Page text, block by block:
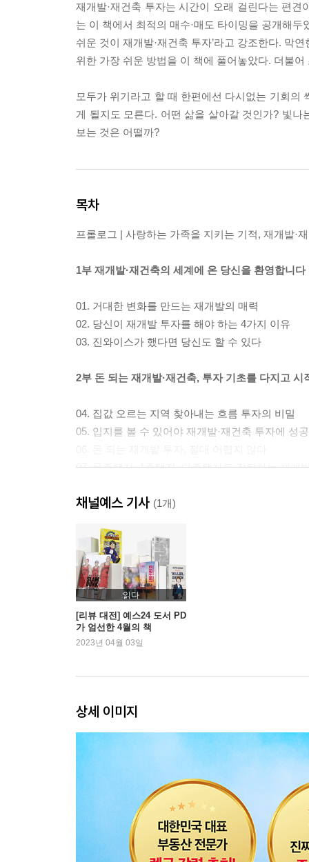
재개발·재건축 투자는 시간이 오래 걸린다는 편
는 이 책에서 최적의 매수·매도 타이밍을 공개해
쉬운 것이 재개발·재건축 투자’라고 강조한다. 막
위한 가장 쉬운 방법을 이 책에 풀어놓았다. 더불
모두가 위기라고 할 때 한편에선 다시없는 기회의
게 될지도 모른다. 어떤 삶을 살아갈 것인가? 빛
보는 것은 어떨까?
목차
프롤로그 | 사랑하는 가족을 지키는 기적, 재개발·
1부 재개발·재건축의 세계에 온 당신을 환영합니다
01. 거대한 변화를 만드는 재개발의 매력
02. 당신이 재개발 투자를 해야 하는 4가지 이유
03. 진와이스가 했다면 당신도 할 수 있다
2부 돈 되는 재개발·재건축, 투자 기초를 다지고 시
04. 집값 오르는 지역 찾아내는 흐름 투자의 비밀
05. 입지를 볼 수 있어야 재개발·재건축 투자에 성
07. 무주택자, 1주택자, 다주택자도 감탄하는 재개
08. 조합설립) 5천만 원으로 극적인 투자가 가능한
09. 시공사 선정) 1군 건설사 플래카드, 투자의 청
10. 사업시행인가) 무산될 가능성 0.1%의 안전 투
11. 감정평가) 좋은 물건 싸게 매수하는 세일 기간
12. 관리처분인가) 낡은 빌라가 입주권으로 신분 상
13. 입주권 vs. 분양권, 무엇이 다를까?
14 실전 투자 사례 1) 조합설립 단계에 매수해서
15 실전 투자 사례 2) 관리처분인가 단계에 매수해
17 도대체 언제 사서 언제 팔아야 할까?
미라클! 진와이스 솔루션 재개발·재건축 사업, 도
5부 기적을 만드는 임장 및 실전 매수의 기술
채널예스 기사 (1개)
읽다
[리뷰 대전] 예스24 도서 PD
가 엄선한 4월의 책
2023년 04월 03일
상세 이미지